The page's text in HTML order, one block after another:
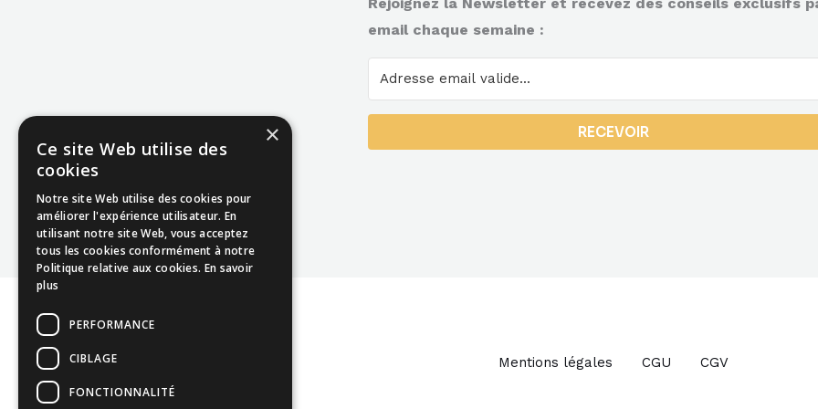
Rejoignez la Newsletter et recevez des conseils exclusifs
email chaque semaine :
RECEVOIR
Mentions légales CGU CGV
×
Ce site Web utilise des
cookies
Notre site Web utilise des cookies pour
améliorer l'expérience utilisateur. En
utilisant notre site Web, vous acceptez
tous les cookies conformément à notre
Politique relative aux cookies. En savoir
plus
PERFORMANCE
CIBLAGE
FONCTIONNALITÉ